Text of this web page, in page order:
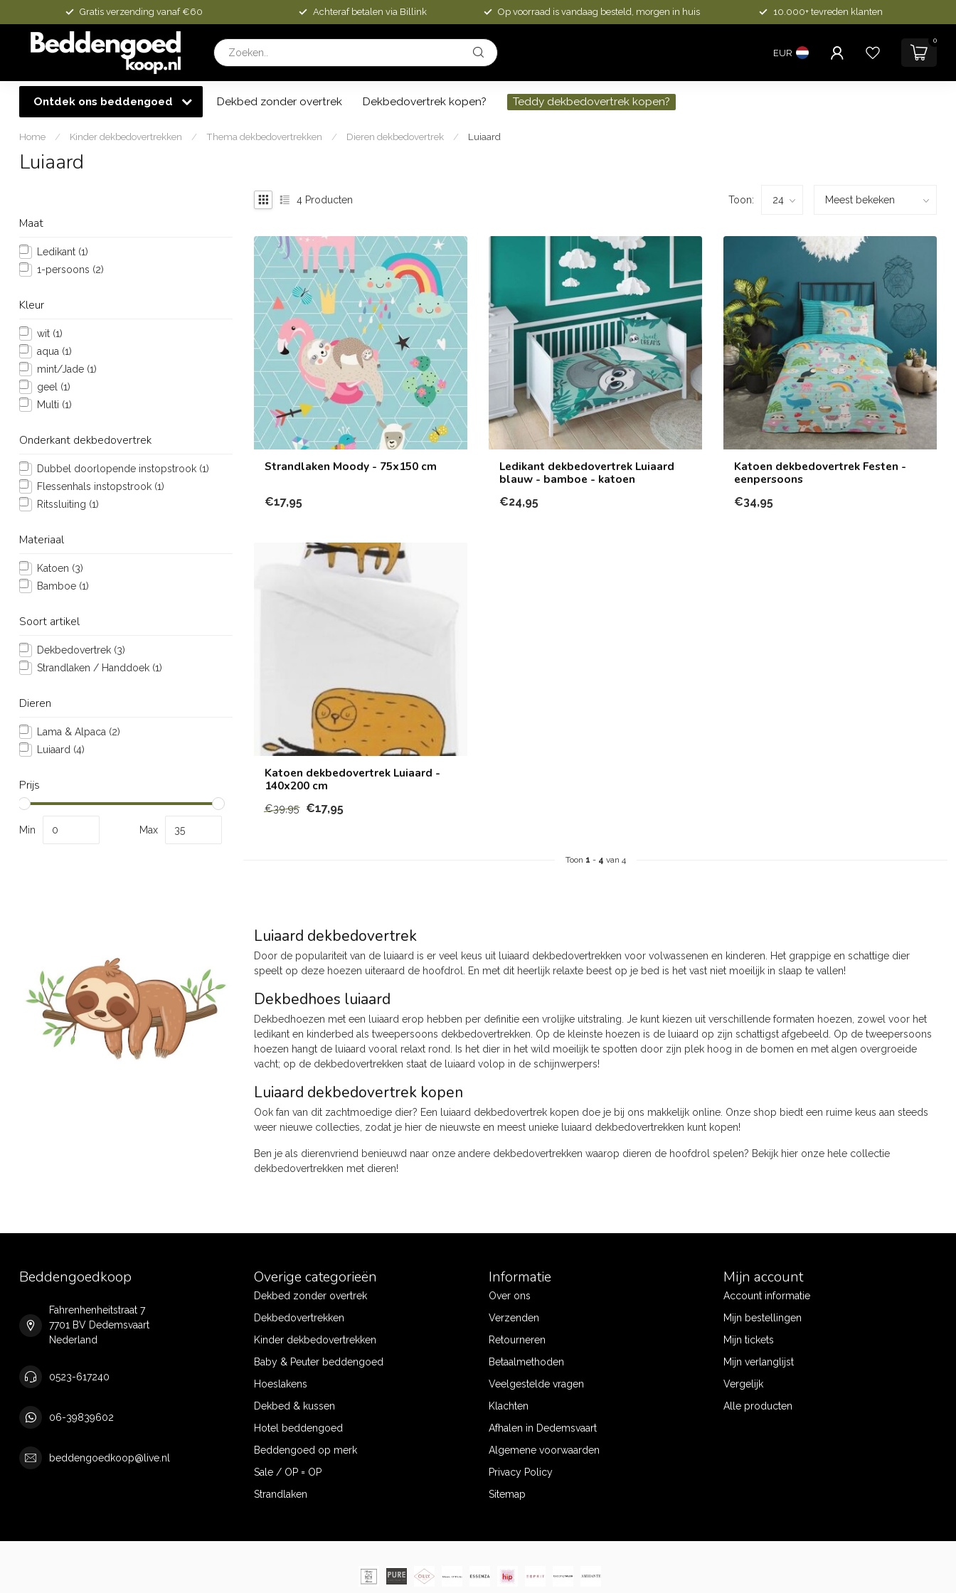
Gratis verzending vanaf €60 Achteraf betalen via Billink Op voorraad is vandaag besteld, morgen in huis 10.000+ tevreden klanten
EUR
0
Ontdek ons beddengoed Dekbed zonder overtrek Dekbedovertrek kopen? Teddy dekbedovertrek kopen?
Home / Kinder dekbedovertrekken / Thema dekbedovertrekken / Dieren dekbedovertrek / Luiaard
Luiaard
Maat
Ledikant (1)
1-persoons (2)
Kleur
wit (1)
aqua (1)
mint/Jade (1)
geel (1)
Multi (1)
Onderkant dekbedovertrek
Dubbel doorlopende instopstrook (1)
Flessenhals instopstrook (1)
Ritssluiting (1)
Materiaal
Katoen (3)
Bamboe (1)
Soort artikel
Dekbedovertrek (3)
Strandlaken / Handdoek (1)
Dieren
Lama & Alpaca (2)
Luiaard (4)
Prijs
Min Max
4 Producten Toon:
Strandlaken Moody - 75x150 cm
€17,95
Ledikant dekbedovertrek Luiaard
blauw - bamboe - katoen
€24,95
Katoen dekbedovertrek Festen -
eenpersoons
€34,95
Katoen dekbedovertrek Luiaard -
140x200 cm
€39,95 €17,95
Toon 1 - 4 van 4
Luiaard dekbedovertrek
Door de populariteit van de luiaard is er veel keus uit luiaard dekbedovertrekken voor volwassenen en kinderen. Het grappige en schattige dier
speelt op deze hoezen uiteraard de hoofdrol. En met dit heerlijk relaxte beest op je bed is het vast niet moeilijk in slaap te vallen!
Dekbedhoes luiaard
Dekbedhoezen met een luiaard erop hebben per definitie een vrolijke uitstraling. Je kunt kiezen uit verschillende formaten hoezen, zowel voor het
ledikant en kinderbed als tweepersoons dekbedovertrekken. Op de kleinste hoezen is de luiaard op zijn schattigst afgebeeld. Op de tweepersoons
hoezen hangt de luiaard vooral relaxt rond. Is het dier in het wild moeilijk te spotten door zijn plek hoog in de bomen en met algen overgroeide
vacht; op de dekbedovertrekken staat de luiaard volop in de schijnwerpers!
Luiaard dekbedovertrek kopen
Ook fan van dit zachtmoedige dier? Een luiaard dekbedovertrek kopen doe je bij ons makkelijk online. Onze shop biedt een ruime keus aan steeds
weer nieuwe collecties, zodat je hier de nieuwste en meest unieke luiaard dekbedovertrekken kunt kopen!
Ben je als dierenvriend benieuwd naar onze andere dekbedovertrekken waarop dieren de hoofdrol spelen? Bekijk hier onze hele collectie
dekbedovertrekken met dieren!
Beddengoedkoop
Fahrenhenheitstraat 7
7701 BV Dedemsvaart
Nederland
0523-617240
06-39839602
beddengoedkoop@live.nl
Overige categorieën
Dekbed zonder overtrek
Dekbedovertrekken
Kinder dekbedovertrekken
Baby & Peuter beddengoed
Hoeslakens
Dekbed & kussen
Hotel beddengoed
Beddengoed op merk
Sale / OP = OP
Strandlaken
Informatie
Over ons
Verzenden
Retourneren
Betaalmethoden
Veelgestelde vragen
Klachten
Afhalen in Dedemsvaart
Algemene voorwaarden
Privacy Policy
Sitemap
Mijn account
Account informatie
Mijn bestellingen
Mijn tickets
Mijn verlanglijst
Vergelijk
Alle producten